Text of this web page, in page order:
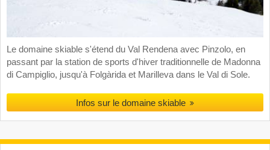
Le domaine skiable s'étend du Val Rendena avec Pinzolo, en
passant par la station de sports d'hiver traditionnelle de Madonna
di Campiglio, jusqu'à Folgàrida et Marilleva dans le Val di Sole.
Infos sur le domaine skiable